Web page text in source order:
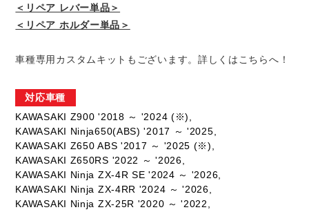
＜リペア レバー単品＞
＜リペア ホルダー単品＞
車種専用カスタムキットもございます。詳しくはこちらへ！
対応車種
KAWASAKI Z900 '2018 ～ '2024 (※),
KAWASAKI Ninja650(ABS) '2017 ～ '2025,
KAWASAKI Z650 ABS '2017 ～ '2025 (※),
KAWASAKI Z650RS '2022 ～ '2026,
KAWASAKI Ninja ZX-4R SE '2024 ～ '2026,
KAWASAKI Ninja ZX-4RR '2024 ～ '2026,
KAWASAKI Ninja ZX-25R '2020 ～ '2022,